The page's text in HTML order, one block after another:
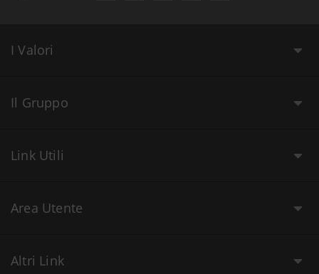
I Valori
Il Gruppo
Link Utili
Area Utente
Altri Link